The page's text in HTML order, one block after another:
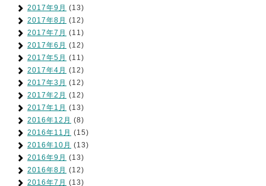
2017年9月 (13)
2017年8月 (12)
2017年7月 (11)
2017年6月 (12)
2017年5月 (11)
2017年4月 (12)
2017年3月 (12)
2017年2月 (12)
2017年1月 (13)
2016年12月 (8)
2016年11月 (15)
2016年10月 (13)
2016年9月 (13)
2016年8月 (12)
2016年7月 (13)